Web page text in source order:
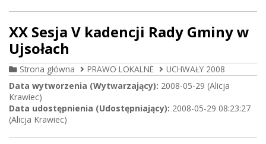
XX Sesja V kadencji Rady Gminy w
Ujsołach
Strona główna PRAWO LOKALNE
UCHWAŁY 2008
Data wytworzenia (Wytwarzający): 2008-05-29 (Alicja
Krawiec)
Data udostępnienia (Udostępniający): 2008-05-29 08:23:27
(Alicja Krawiec)